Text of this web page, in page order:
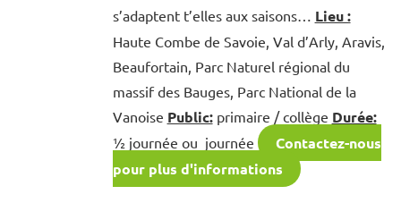
s’adaptent t’elles aux saisons… Lieu :
Haute Combe de Savoie, Val d’Arly, Aravis,
Beaufortain, Parc Naturel régional du
massif des Bauges, Parc National de la
Vanoise Public:primaire / collège Durée:
½ journée ou journée
Contactez-nous
pour plus d'informations